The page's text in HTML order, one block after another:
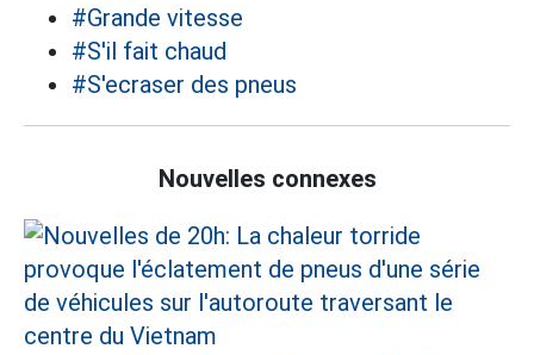
#Grande vitesse
#S'il fait chaud
#S'ecraser des pneus
Nouvelles connexes